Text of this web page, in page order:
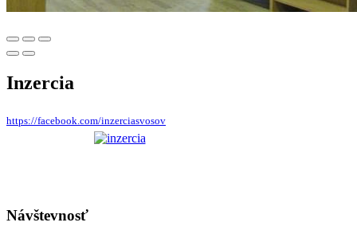
Inzercia
https://facebook.com/inzerciasvosov
Návštevnosť